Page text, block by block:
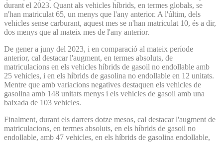
durant el 2023. Quant als vehicles híbrids, en termes globals, se
n'han matriculat 65, un menys que l'any anterior. A l'últim, dels
vehicles sense carburant, aquest mes se n'han matriculat 10, és a dir,
dos menys que al mateix mes de l'any anterior.
De gener a juny del 2023, i en comparació al mateix període
anterior, cal destacar l'augment, en termes absoluts, de
matriculacions en els vehicles híbrids de gasoil no endollable amb
25 vehicles, i en els híbrids de gasolina no endollable en 12 unitats.
Mentre que amb variacions negatives destaquen els vehicles de
gasolina amb 148 unitats menys i els vehicles de gasoil amb una
baixada de 103 vehicles.
Finalment, durant els darrers dotze mesos, cal destacar l'augment de
matriculacions, en termes absoluts, en els híbrids de gasoil no
endollable, amb 47 vehicles, en els híbrids de gasolina endollable,